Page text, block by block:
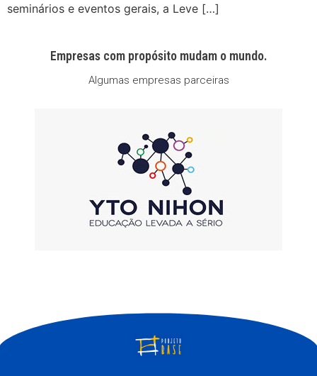
seminários e eventos gerais, a Leve […]
Empresas com propósito mudam o mundo.
Algumas empresas parceiras